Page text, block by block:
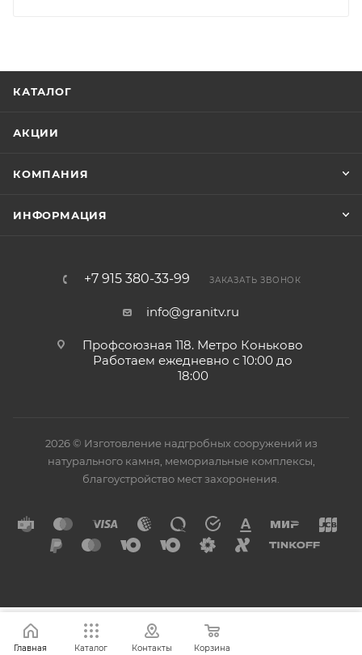
КАТАЛОГ
АКЦИИ
КОМПАНИЯ
ИНФОРМАЦИЯ
+7 915 380-33-99 ЗАКАЗАТЬ ЗВОНОК
info@granitv.ru
Профсоюзная 118. Метро Коньково
Работаем ежедневно с 10:00 до
18:00
2026 © Изготовление надгробных сооружений из
натурального камня, мемориальные комплексы,
благоустройство мест захоронения.
Главная Каталог Контакты Корзина